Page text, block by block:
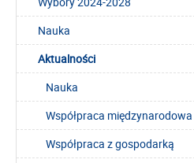
Nauka
Aktualności
Nauka
Współpraca międzynarodowa
Współpraca z gospodarką